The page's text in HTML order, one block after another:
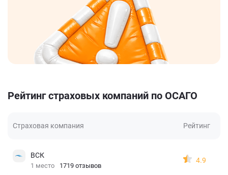
Рейтинг страховых компаний по ОСАГО
Страховая компания Рейтинг
ВСК
1 место 1719 отзывов
4.9